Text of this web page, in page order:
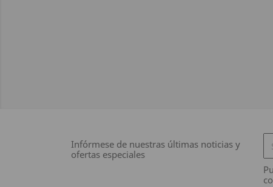
Infórmese de nuestras últimas noticias y
ofertas especiales